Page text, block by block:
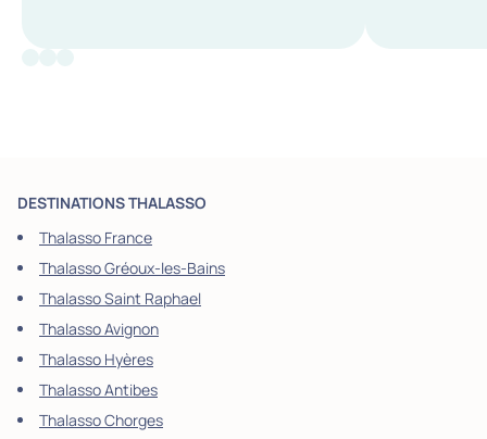
DESTINATIONS THALASSO
Thalasso France
Thalasso Gréoux-les-Bains
Thalasso Saint Raphael
Thalasso Avignon
Thalasso Hyères
Thalasso Antibes
Thalasso Chorges